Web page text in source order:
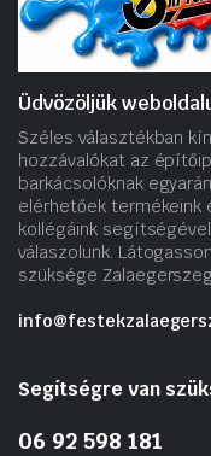
Üdvözöljük
Széles választékban
hozzávalókat az
barkácsolóknak
elérhetőek termékeink
kollégáink
válaszolunk.
szüksége
Segítségre van
06 92 598 181